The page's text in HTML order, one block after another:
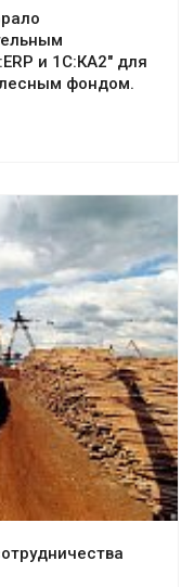
и 1С:КА2" для
лесным фондом.